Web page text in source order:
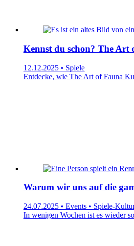
Kennst du schon? The Art
12.12.2025 • Spiele
Entdecke, wie The Art of Fauna
Warum wir uns auf die
24.07.2025 • Events • Spiele-
In wenigen Wochen ist es wieder